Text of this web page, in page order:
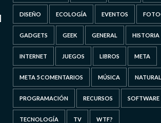
DISEÑO ECOLOGÍA EVENTOS
GADGETS GEEK GENERAL HISTORIA
INTERNET JUEGOS LIBROS META
META 5 COMENTARIOS MÚSICA
PROGRAMACIÓN RECURSOS SOFTWARE
TECNOLOGÍA TV WTF?